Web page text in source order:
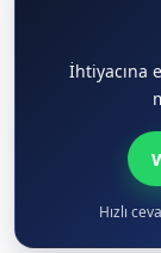
İhtiyacına
Hızlı